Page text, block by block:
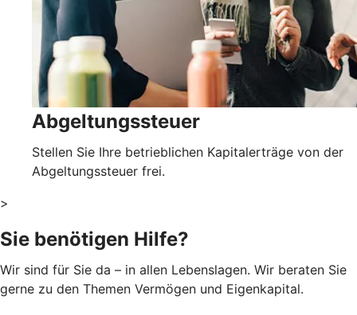
Abgeltungssteuer
Stellen Sie Ihre betrieblichen Kapitalerträge von der
Abgeltungssteuer frei.
>
Sie benötigen Hilfe?
Wir sind für Sie da – in allen Lebenslagen. Wir beraten Sie
gerne zu den Themen Vermögen und Eigenkapital.